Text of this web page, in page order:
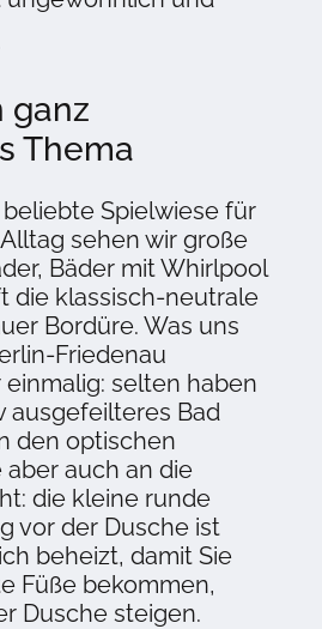
ganz
Thema
Spielwiese für
sehen wir große
Bäder mit Whirlpool
die klassisch-neutrale
Bordüre. Was uns
Friedenau
selten haben
ausgefeilteres Bad
den optischen
auch an die
die kleine runde
vor der Dusche ist
beheizt, damit Sie
Füße bekommen,
Dusche steigen.